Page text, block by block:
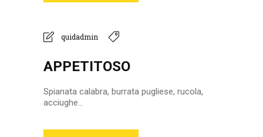
quidadmin
APPETITOSO
Spianata calabra, burrata pugliese, rucola,
acciughe...